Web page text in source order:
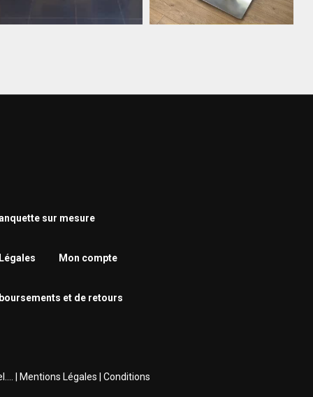
sur mesure
Mon compte
et de retours
| Mentions Légales
Conditions